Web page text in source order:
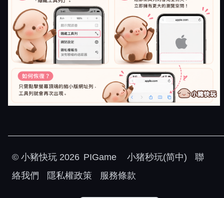
© 小豬快玩 2026 PIGame 小猪秒玩(简中)
聯
絡我們
隱私權政策 服務條款